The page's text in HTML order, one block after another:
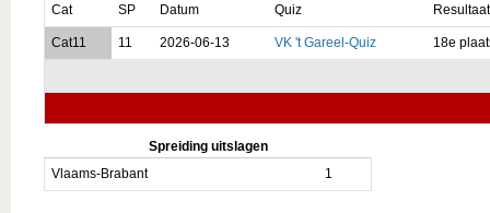
Cat
SP Datum Quiz Resultaat
Cat11 11 2026-06-13 VK 't Gareel-Quiz 18e
Spreiding uitslagen
Vlaams-Brabant
1